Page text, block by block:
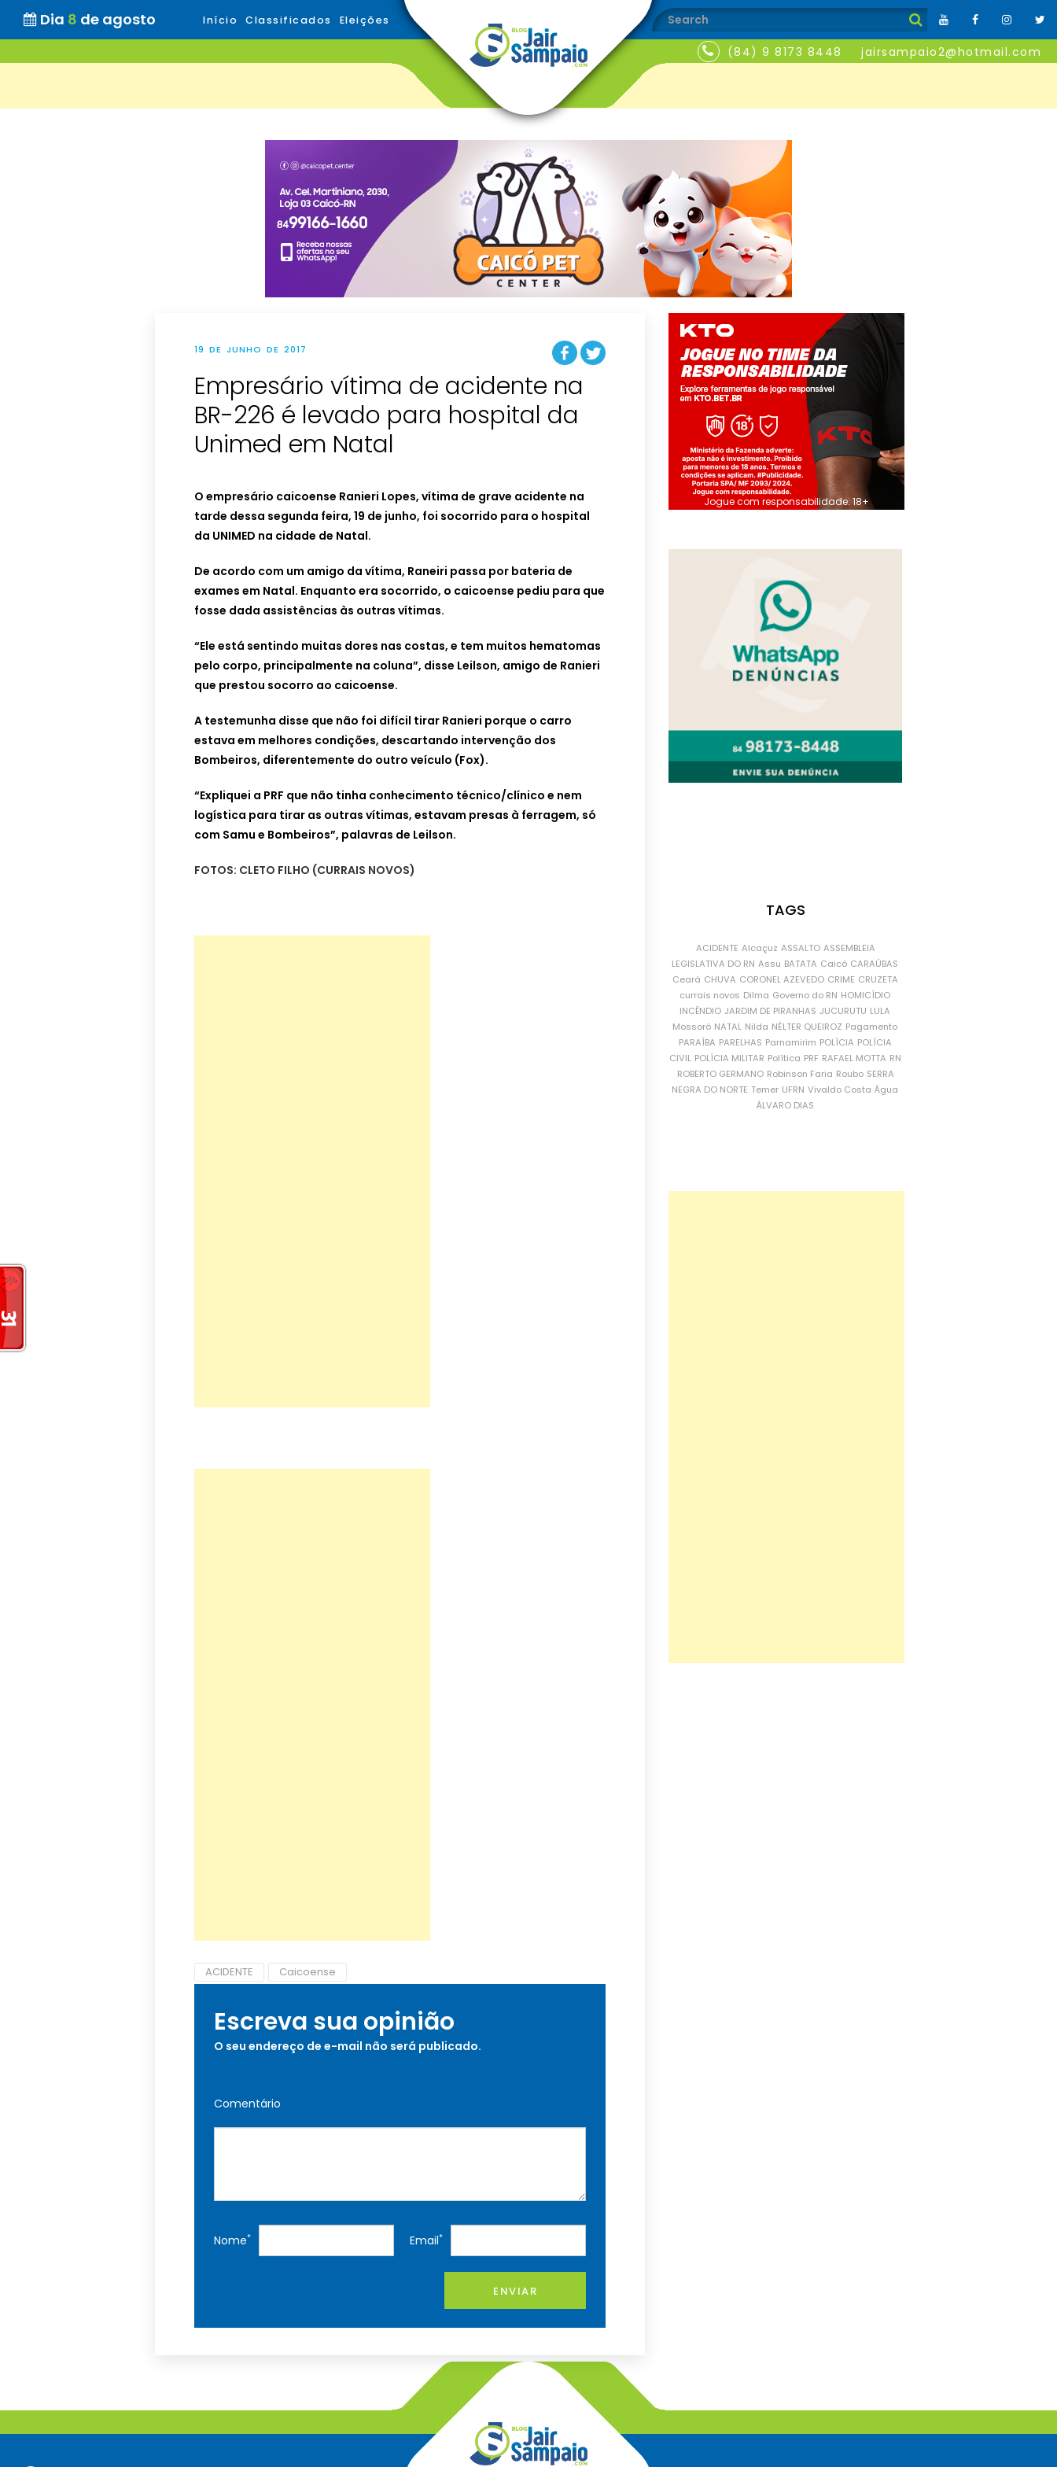
Dia 8 de agosto Início Classificados Eleições
(84) 9 8173 8448 jairsampaio2@hotmail.com
19 DE JUNHO DE 2017
Empresário vítima de acidente na
BR-226 é levado para hospital da
Unimed em Natal
O empresário caicoense Ranieri Lopes, vítima de grave acidente na
tarde dessa segunda feira, 19 de junho, foi socorrido para o hospital
da UNIMED na cidade de Natal.
De acordo com um amigo da vítima, Raneiri passa por bateria de
exames em Natal. Enquanto era socorrido, o caicoense pediu para que
fosse dada assistências às outras vítimas.
“Ele está sentindo muitas dores nas costas, e tem muitos hematomas
pelo corpo, principalmente na coluna”, disse Leilson, amigo de Ranieri
que prestou socorro ao caicoense.
A testemunha disse que não foi difícil tirar Ranieri porque o carro
estava em melhores condições, descartando intervenção dos
Bombeiros, diferentemente do outro veículo (Fox).
“Expliquei a PRF que não tinha conhecimento técnico/clínico e nem
logística para tirar as outras vítimas, estavam presas à ferragem, só
com Samu e Bombeiros”, palavras de Leilson.
FOTOS: CLETO FILHO (CURRAIS NOVOS)
ACIDENTE Caicoense
Escreva sua opinião
O seu endereço de e-mail não será publicado.
Comentário
Nome* Email*
ENVIAR
Jogue com responsabilidade. 18+
TAGS
ACIDENTE Alcaçuz ASSALTO ASSEMBLEIA
LEGISLATIVA DO RN Assu BATATA Caicó CARAÚBAS
Ceará CHUVA CORONEL AZEVEDO CRIME CRUZETA
currais novos Dilma Governo do RN HOMICÍDIO
INCÊNDIO JARDIM DE PIRANHAS JUCURUTU LULA
Mossoró NATAL Nilda NÉLTER QUEIROZ Pagamento
PARAÍBA PARELHAS Parnamirim POLÍCIA POLÍCIA
CIVIL POLÍCIA MILITAR Política PRF RAFAEL MOTTA RN
ROBERTO GERMANO Robinson Faria Roubo SERRA
NEGRA DO NORTE Temer UFRN Vivaldo Costa Água
ÁLVARO DIAS